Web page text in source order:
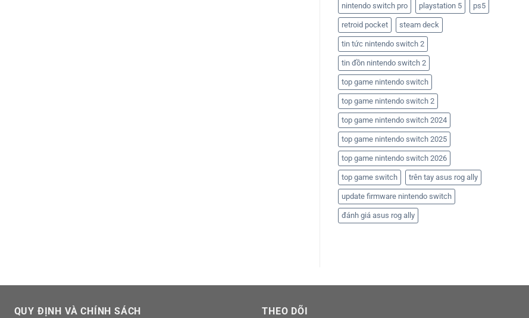
nintendo switch pro playstation 5 ps5
retroid pocket steam deck
tin tức nintendo switch 2
tin đồn nintendo switch 2
top game nintendo switch
top game nintendo switch 2
top game nintendo switch 2024
top game nintendo switch 2025
top game nintendo switch 2026
top game switch trên tay asus rog ally
update firmware nintendo switch
đánh giá asus rog ally
QUY ĐỊNH VÀ CHÍNH SÁCH THEO DÕI